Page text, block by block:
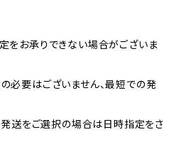
をお承りできない場合がございま
必要はございません、最短での発
送をご選択の場合は日時指定をさ